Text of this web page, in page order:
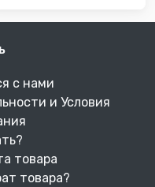
с нами
и Условия
товара
товара?